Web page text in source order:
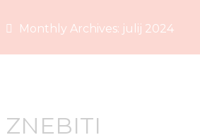
Monthly Archives: julij 2024
ZNEBITI